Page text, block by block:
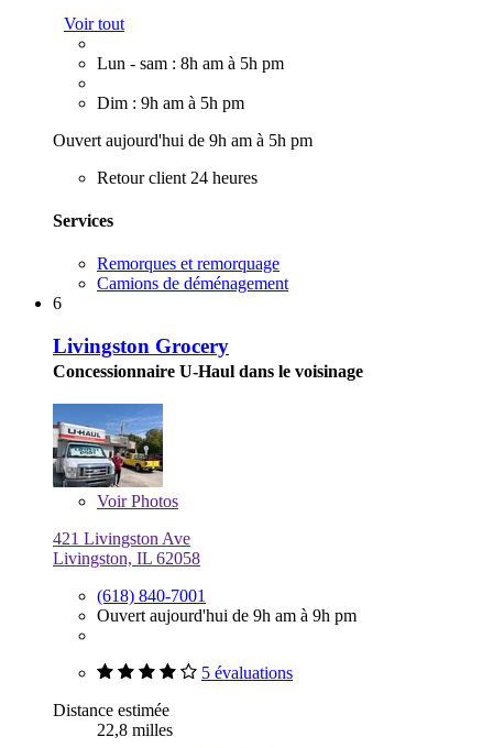
Voir tout
Lun - sam : 8h am à 5h pm
Dim : 9h am à 5h pm
Ouvert aujourd'hui de 9h am à 5h pm
Retour client 24 heures
Services
Remorques et remorquage
Camions de déménagement
6
Livingston Grocery
Concessionnaire U-Haul dans le voisinage
VoirPhotos
421 Livingston Ave
Livingston, IL 62058
(618) 840-7001
Ouvert aujourd'hui de 9h am à 9h pm
5 évaluations
Distance estimée
22,8 milles